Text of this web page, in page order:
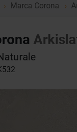
Einkaufen bei
Marca Corona